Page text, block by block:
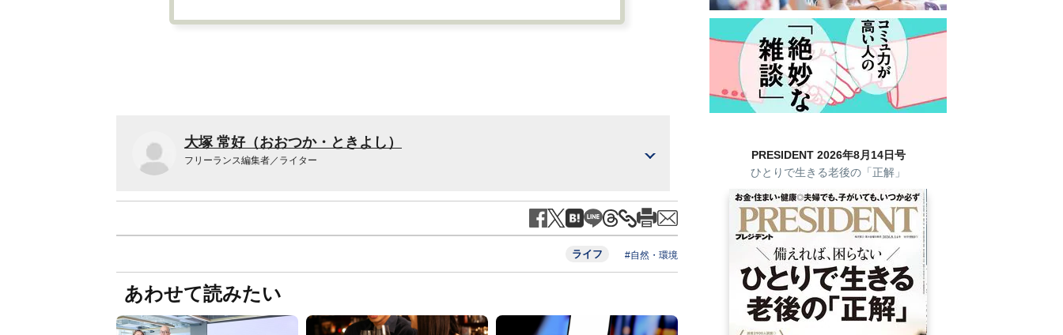
大塚 常好（おおつか・ときよし）
フリーランス編集者／ライター
ライフ #自然・環境
あわせて読みたい
PRESIDENT 2026年8月14日号
ひとりで生きる老後の「正解」